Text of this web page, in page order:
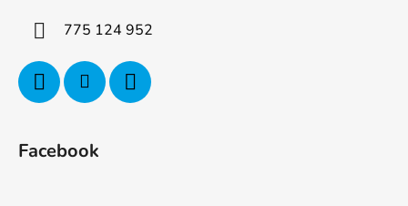
775 124 952
Facebook